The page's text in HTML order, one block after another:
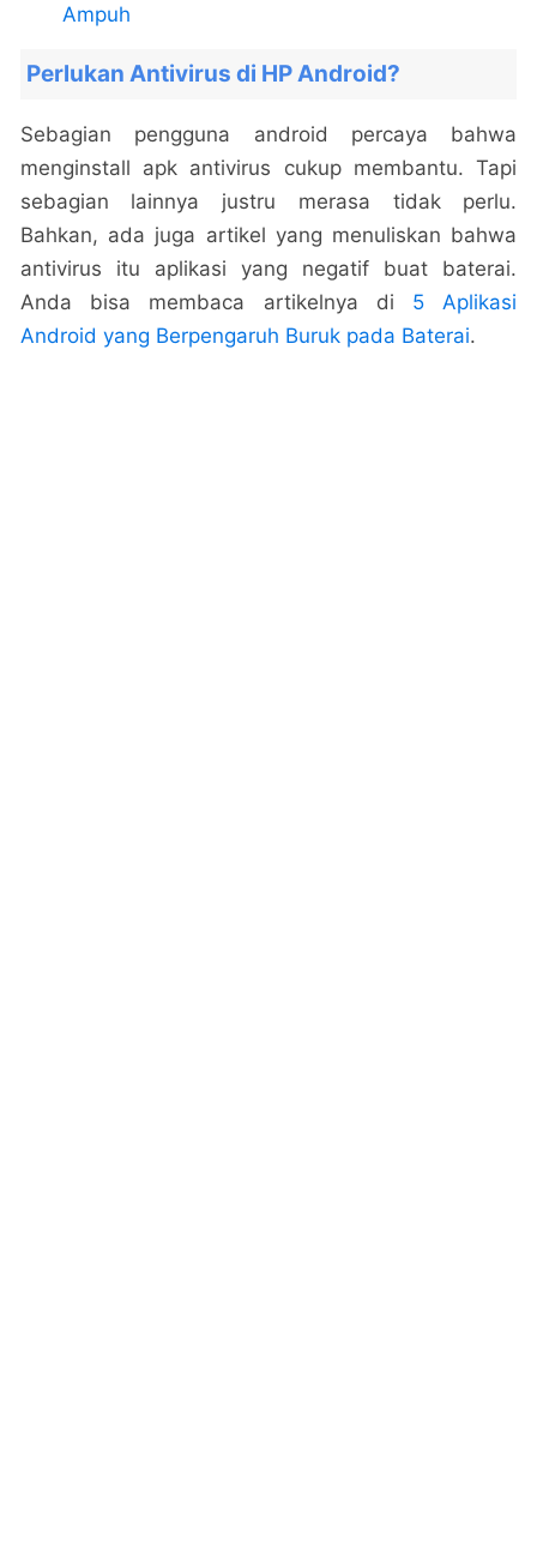
Ampuh
Perlukan Antivirus di HP Android?
Sebagian pengguna android percaya bahwa
menginstall apk antivirus cukup membantu. Tapi
sebagian lainnya justru merasa tidak perlu.
Bahkan, ada juga artikel yang menuliskan bahwa
antivirus itu aplikasi yang negatif buat baterai.
Anda bisa membaca artikelnya di 5 Aplikasi
Android yang Berpengaruh Buruk pada Baterai.